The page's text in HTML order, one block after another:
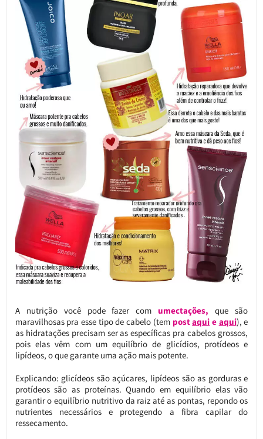
A nutrição você pode fazer comumectações, que são
maravilhosas pra esse tipo de cabelo (tem postaqui e aqui), e
as hidratações precisam ser as específicas pra cabelos grossos,
pois elas vêm com um equilíbrio de glicídios, protídeos e
lipídeos, o que garante uma ação mais potente.
Explicando: glicídeos são açúcares, lipídeos são as gorduras e
protídeos são as proteínas. Quando em equilíbrio elas vão
garantir o equilíbrio nutritivo da raiz até as pontas, repondo os
nutrientes necessários e protegendo a fibra capilar do
ressecamento.